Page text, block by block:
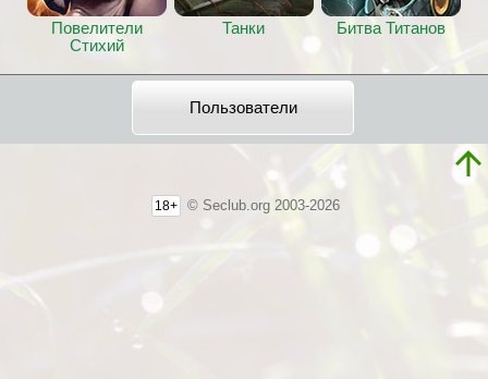
Повелители
Стихий
Танки Битва Титанов
Пользователи
18+ © Seclub.org 2003-2026